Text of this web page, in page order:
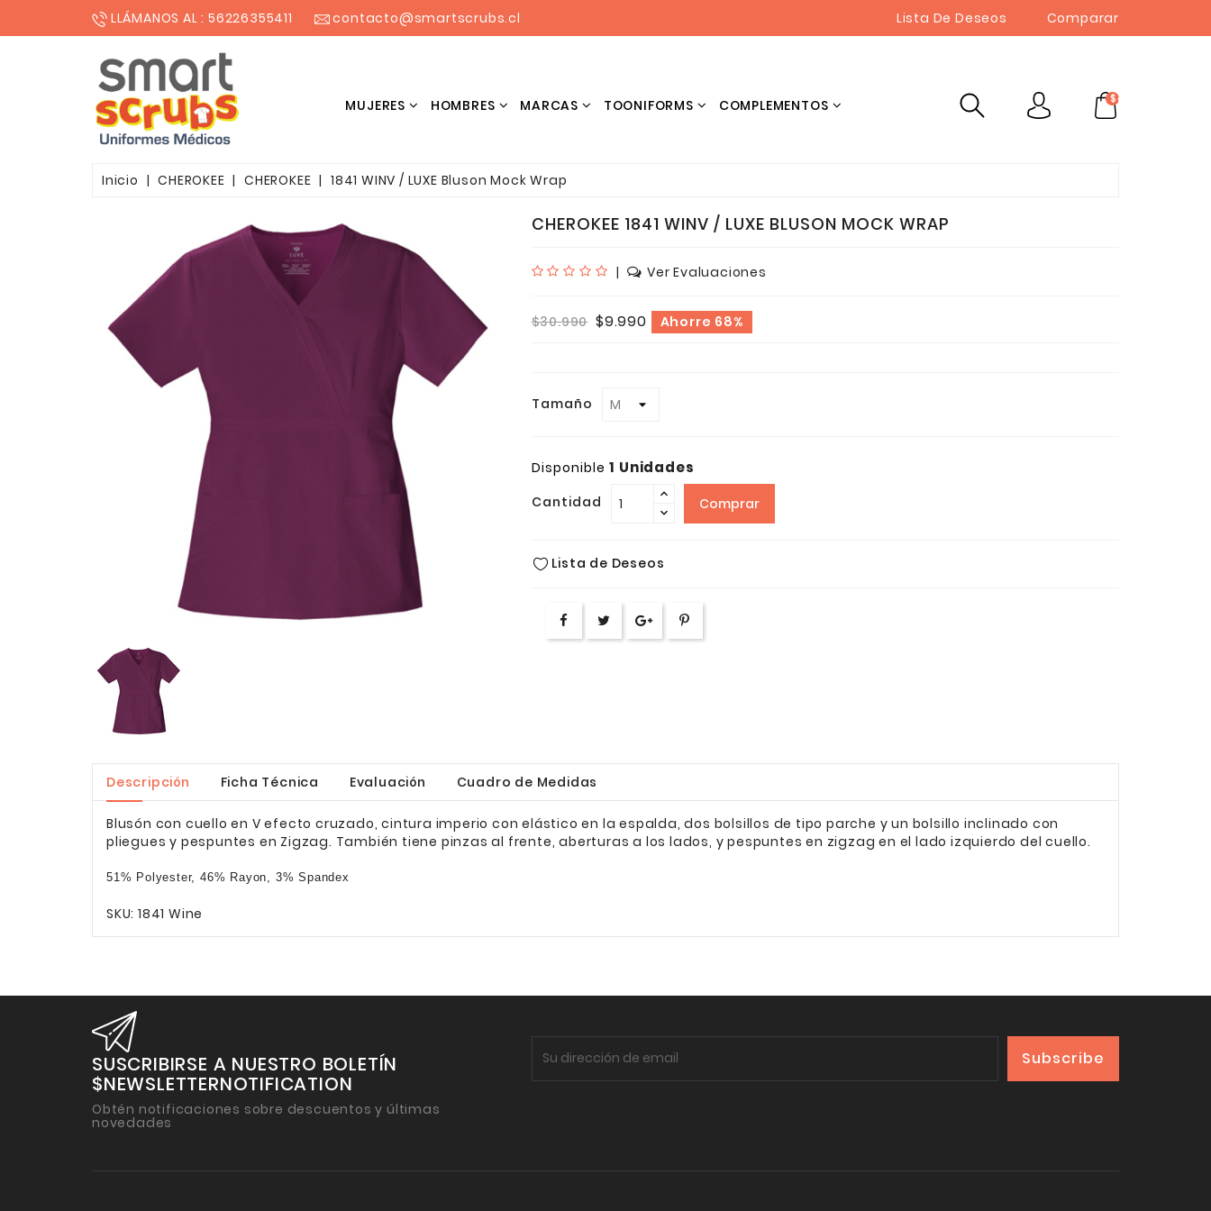
LLÁMANOS AL : 56226355411 contacto@smartscrubs.cl Lista De Deseos Comparar
MUJERES HOMBRES MARCAS TOONIFORMS COMPLEMENTOS $cart.TotalItems
Inicio CHEROKEE CHEROKEE 1841 WINV / LUXE Bluson Mock Wrap
CHEROKEE 1841 WINV / LUXE BLUSON MOCK WRAP
| Ver Evaluaciones
$30.990 $9.990 Ahorre 68%
Tamaño
Disponible 1 Unidades
Cantidad Comprar
Lista de Deseos
Descripción Ficha Técnica Evaluación Cuadro de Medidas
Blusón con cuello en V efecto cruzado, cintura imperio con elástico en la espalda, dos bolsillos de tipo parche y un bolsillo inclinado con
pliegues y pespuntes en Zigzag. También tiene pinzas al frente, aberturas a los lados, y pespuntes en zigzag en el lado izquierdo del cuello.
51% Polyester, 46% Rayon, 3% Spandex
SKU: 1841 Wine
SUSCRIBIRSE A NUESTRO BOLETÍN
$NEWSLETTERNOTIFICATION
Obtén notificaciones sobre descuentos y últimas
novedades